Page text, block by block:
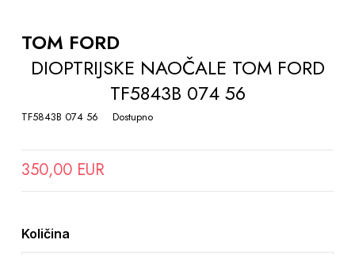
THE
BEGINNING
OF
GALLERY
TOM FORD
DIOPTRIJSKE NAOČALE TOM FORD
TF5843B 074 56
TF5843B 074 56 Dostupno
350,00 EUR
Količina